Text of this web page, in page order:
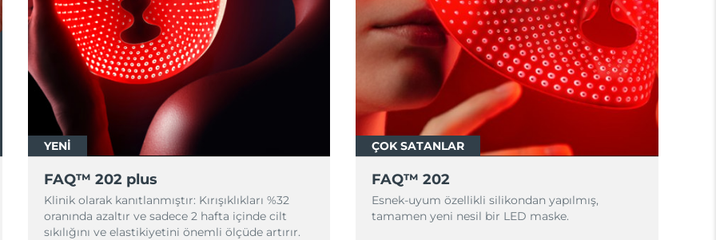
YENİ
FAQ™ 202 plus
Klinik olarak kanıtlanmıştır: Kırışıklıkları %32
oranında azaltır ve sadece 2 hafta içinde cilt
sıkılığını ve elastikiyetini önemli ölçüde artırır.
ÇOK SATANLAR
FAQ™ 202
Esnek-uyum özellikli silikondan yapılmış,
tamamen yeni nesil bir LED maske.